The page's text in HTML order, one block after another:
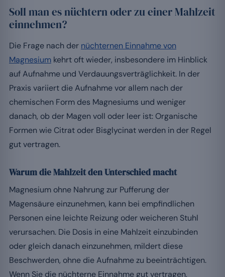
Soll man es nüchtern oder zu einer Mahlzeit
einnehmen?
Die Frage nach der nüchternen Einnahme von
Magnesium kehrt oft wieder, insbesondere im Hinblick
auf Aufnahme und Verdauungsverträglichkeit. In der
Praxis variiert die Aufnahme vor allem nach der
chemischen Form des Magnesiums und weniger
danach, ob der Magen voll oder leer ist: Organische
Formen wie Citrat oder Bisglycinat werden in der Regel
gut vertragen.
Warum die Mahlzeit den Unterschied macht
Magnesium ohne Nahrung zur Pufferung der
Magensäure einzunehmen, kann bei empfindlichen
Personen eine leichte Reizung oder weicheren Stuhl
verursachen. Die Dosis in eine Mahlzeit einzubinden
oder gleich danach einzunehmen, mildert diese
Beschwerden, ohne die Aufnahme zu beeinträchtigen.
Wenn Sie die nüchterne Einnahme gut vertragen,